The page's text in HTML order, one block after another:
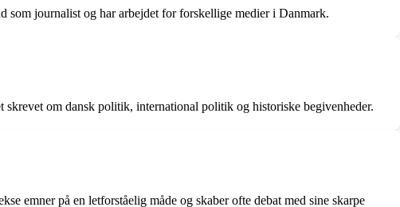
som journalist og har arbejdet for forskellige medier i Danmark.
om dansk politik, international politik og historiske begivenheder.
emner på en letforståelig måde og skaber ofte debat med sine skarpe